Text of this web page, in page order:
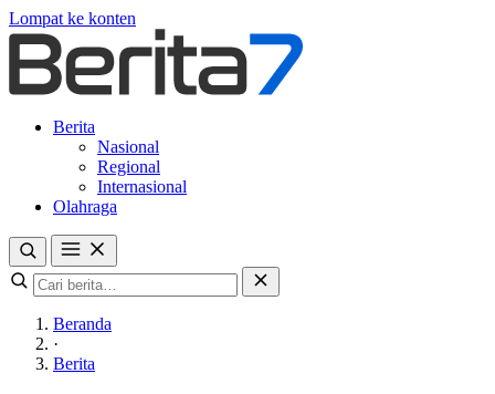
Lompat ke konten
Berita
Nasional
Regional
Internasional
Olahraga
Beranda
·
Berita